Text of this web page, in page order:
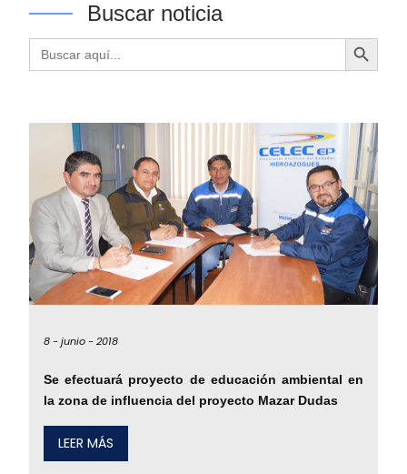
Buscar noticia
Buscar: Botón de búsqueda
8 -junio -2018
Se efectuará proyecto de educación ambiental en
la zona de influencia del proyecto Mazar Dudas
LEER MÁS